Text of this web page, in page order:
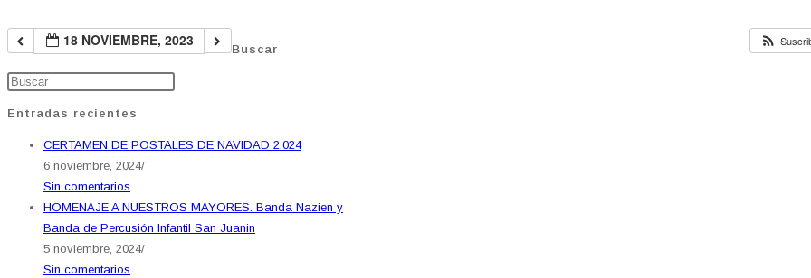
18 NOVIEMBRE, 2023
Buscar
Entradas recientes
CERTAMEN DE POSTALES DE NAVIDAD 2.024
6 noviembre, 2024/
Sin comentarios
HOMENAJE A NUESTROS MAYORES. Banda Nazien y
Banda de Percusión Infantil San Juanin
5 noviembre, 2024/
Sin comentarios